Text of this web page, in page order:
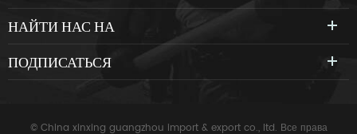
НАЙТИ НАС НА
ПОДПИСАТЬСЯ
© China xinxing guangzhou import & export co., ltd. Все права